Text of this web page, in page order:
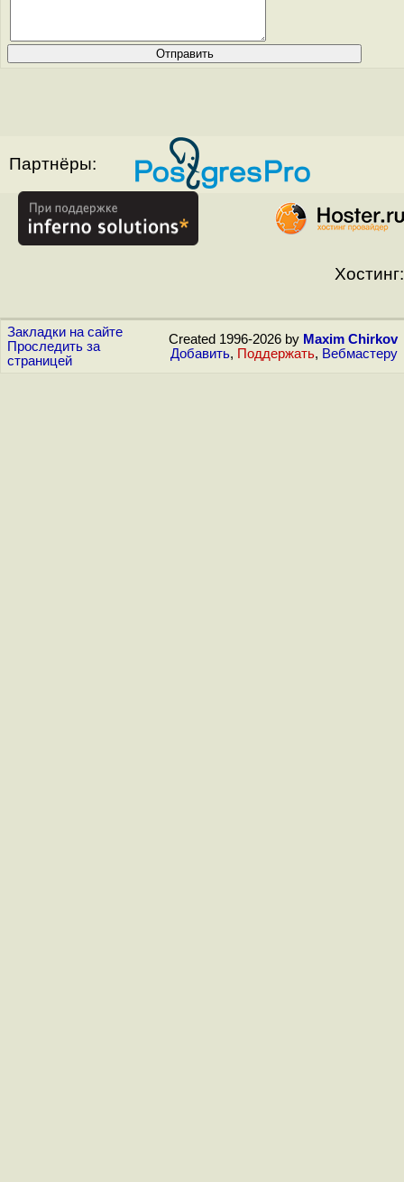
Партнёры:
Хостинг:
Закладки на сайте
Проследить за
страницей
Created 1996-2026 by Maxim Chirkov
Добавить, Поддержать, Вебмастеру